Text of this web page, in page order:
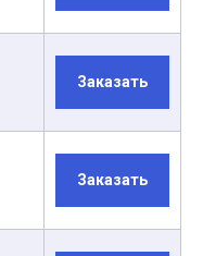
Заказать
Заказать